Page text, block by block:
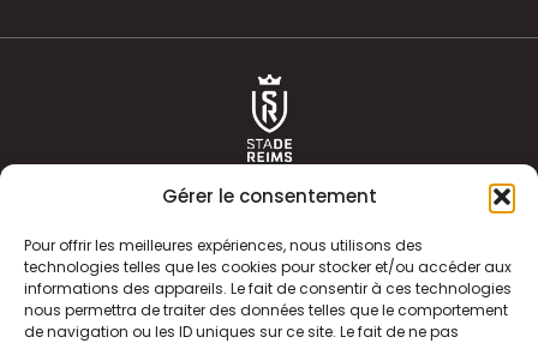
Gérer le consentement
Pour offrir les meilleures expériences, nous utilisons des
technologies telles que les cookies pour stocker et/ou accéder aux
informations des appareils. Le fait de consentir à ces technologies
nous permettra de traiter des données telles que le comportement
de navigation ou les ID uniques sur ce site. Le fait de ne pas
ACTUALITÉS HISTOIRE